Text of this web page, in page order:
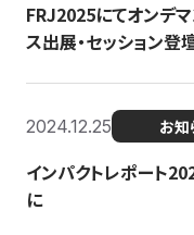
FRJ2025にてオンデ
ス出展・セッション登
2024.12.25 お知
インパクトレポート
に